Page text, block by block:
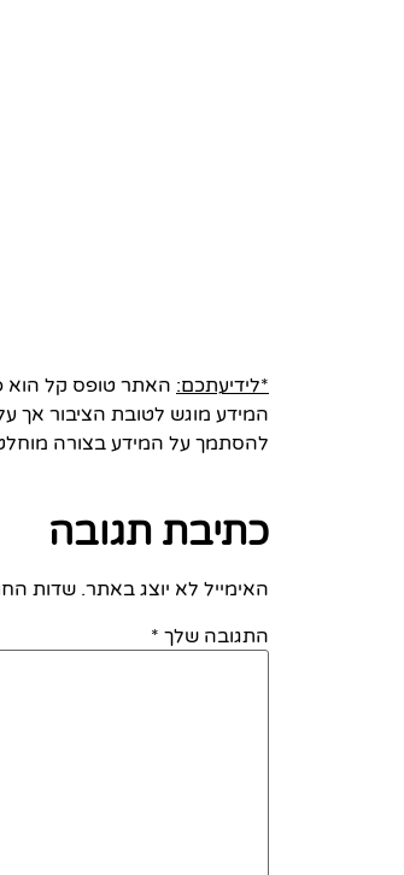
*לידיעתכם: האתר טופס קל הוא
המידע מוגש לטובת הציבור אך
להסתמך על המידע בצורה
כתיבת תגובה
האימייל לא יוצג באתר. שדות
התגובה שלך *